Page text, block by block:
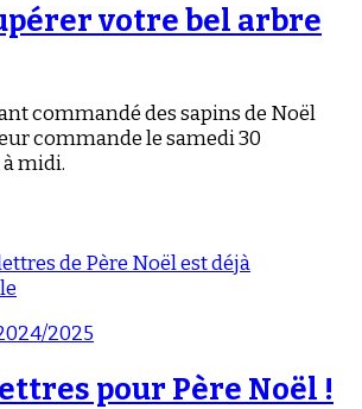
votre bel arbre
commandé des sapins de Noël
commande le samedi 30
midi.
2025
pour Père Noël !